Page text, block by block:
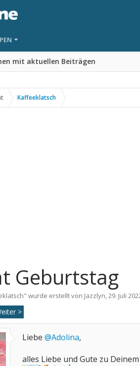
mit aktuellen Beiträgen
Kaffeeklatsch
Geburtstag
" wurde erstellt von Jazzlyn,29. Juli
>
Liebe @Adolina,
alles Liebe und Gute zu